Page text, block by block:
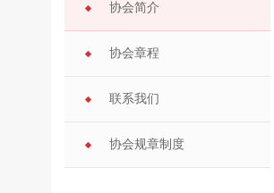
协会简介
协会章程
联系我们
协会规章制度